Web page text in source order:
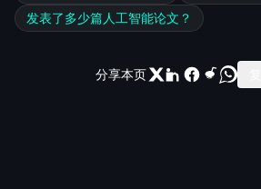
发表了多少篇人工智能论文？
分享本页